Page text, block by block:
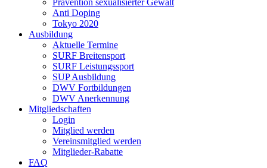
Prävention sexualisierter Gewalt
Anti Doping
Tokyo 2020
Ausbildung
Aktuelle Termine
SURF Breitensport
SURF Leistungssport
SUP Ausbildung
DWV Fortbildungen
DWV Anerkennung
Mitgliedschaften
Login
Mitglied werden
Vereinsmitglied werden
Mitglieder-Rabatte
FAQ